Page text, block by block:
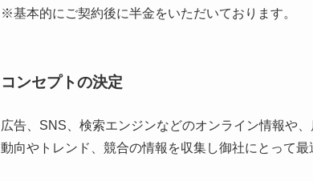
※基本的にご契約後に半金をいただいております。
コンセプトの決定
広告、SNS、検索エンジンなどのオンライン情報や
動向やトレンド、競合の情報を収集し御社にとって最